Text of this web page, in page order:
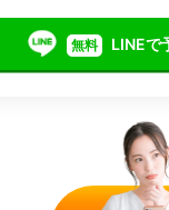
無料 LINEで